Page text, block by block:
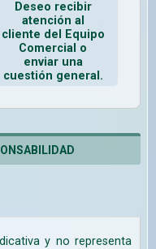
Deseo recibir
atención al
cliente del Equipo
Comercial o
enviar una
cuestión general.
y no representa